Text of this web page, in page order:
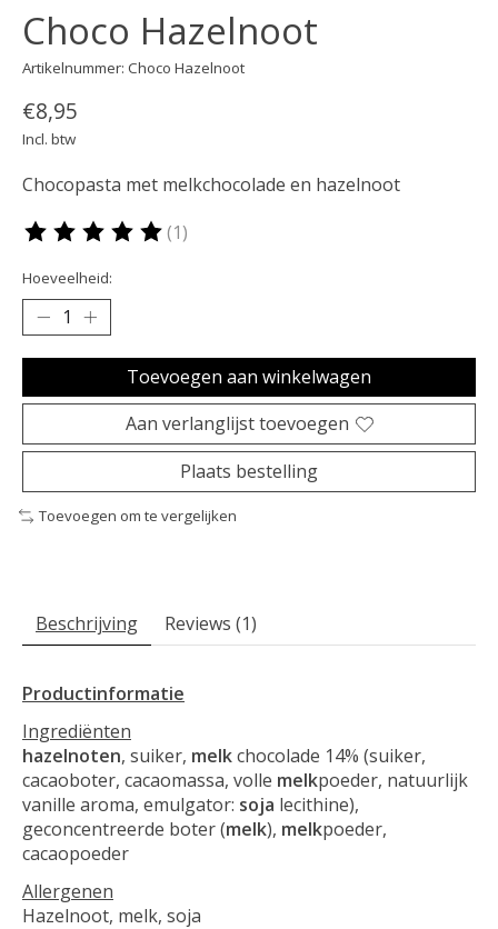
Choco Hazelnoot
Artikelnummer: Choco Hazelnoot
€8,95
Incl. btw
Chocopasta met melkchocolade en hazelnoot
De beoordeling van dit product is
(1)
Hoeveelheid:
Toevoegen aan winkelwagen
Aan verlanglijst toevoegen
Plaats bestelling
Toevoegen om te vergelijken
Beschrijving Reviews (1)
Productinformatie
Ingrediënten
hazelnoten, suiker, melkchocolade 14% (suiker,
cacaoboter, cacaomassa, volle melkpoeder, natuurlijk
vanille aroma, emulgator: soja lecithine),
geconcentreerde boter (melk), melkpoeder,
cacaopoeder
Allergenen
Hazelnoot, melk, soja